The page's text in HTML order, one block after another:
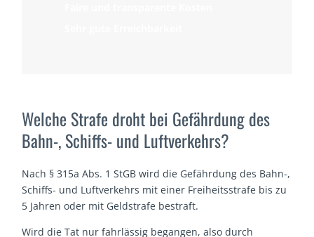
Welche Strafe droht bei Gefährdung des
Bahn-, Schiffs- und Luftverkehrs?
Nach § 315a Abs. 1 StGB wird die Gefährdung des Bahn-,
Schiffs- und Luftverkehrs mit einer Freiheitsstrafe bis zu
5 Jahren oder mit Geldstrafe bestraft.
Wird die Tat nur fahrlässig begangen, also durch